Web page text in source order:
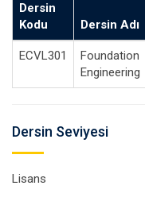
Dersin
Kodu
Dersin Adı
ECVL301
Foundation
Engineering
Dersin Seviyesi
Lisans